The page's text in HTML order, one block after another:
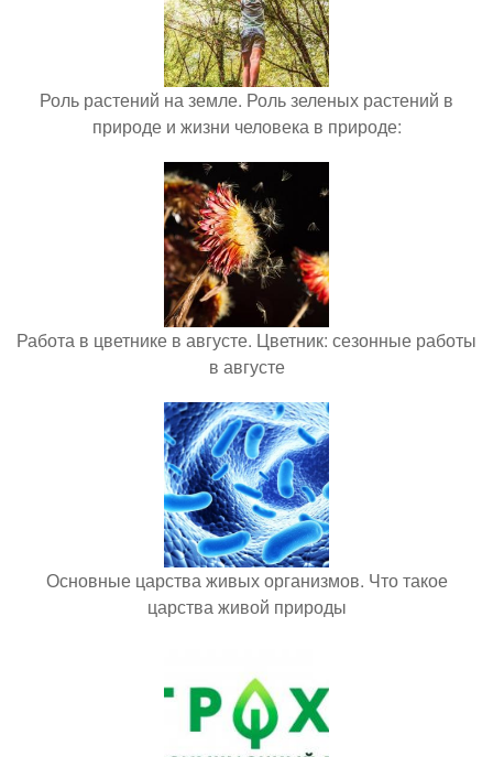
Роль растений на земле. Роль зеленых растений в
природе и жизни человека в природе:
Работа в цветнике в августе. Цветник: сезонные работы
в августе
Основные царства живых организмов. Что такое
царства живой природы